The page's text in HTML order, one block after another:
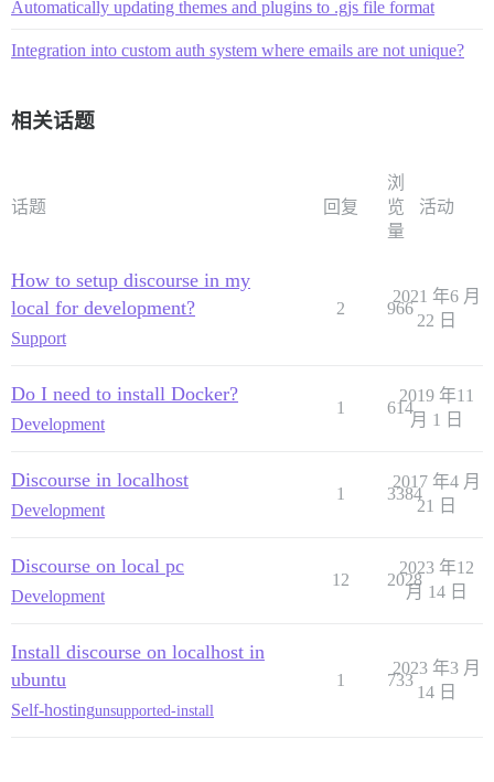
Automatically updating themes and plugins to .gjs file format
Integration into custom auth system where emails are not unique?
相关话题
话题 回复
浏
览
量
活动
How to setup discourse in my
local for development?
Support
2 966
2021 年6 月
22 日
Do I need to install Docker?
Development
1 614
2019 年11
月 1 日
Discourse in localhost
Development
1 3384
2017 年4 月
21 日
Discourse on local pc
Development
12 2028
2023 年12
月 14 日
Install discourse on localhost in
ubuntu
Self-hostingunsupported-install
1 733
2023 年3 月
14 日